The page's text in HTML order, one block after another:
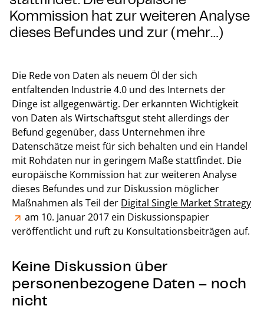
Kommission hat zur weiteren Analyse
dieses Befundes und zur (mehr…)
Die Rede von Daten als neuem Öl der sich
entfaltenden Industrie 4.0 und des Internets der
Dinge ist allgegenwärtig. Der erkannten Wichtigkeit
von Daten als Wirtschaftsgut steht allerdings der
Befund gegenüber, dass Unternehmen ihre
Datenschätze meist für sich behalten und ein Handel
mit Rohdaten nur in geringem Maße stattfindet. Die
europäische Kommission hat zur weiteren Analyse
dieses Befundes und zur Diskussion möglicher
Maßnahmen als Teil der Digital Single Market Strategy
am 10. Januar 2017 ein Diskussionspapier
veröffentlicht und ruft zu Konsultationsbeiträgen auf.
Keine Diskussion über
personenbezogene Daten – noch
nicht